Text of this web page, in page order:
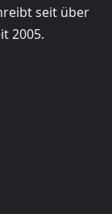
seit über
2005.